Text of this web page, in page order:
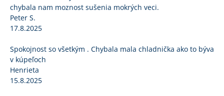
chybala nam moznost sušenia mokrých veci.
Peter S.
17.8.2025
Spokojnost so všetkým . Chybala mala chladnička ako to býva
v kúpeľoch
Henrieta
15.8.2025